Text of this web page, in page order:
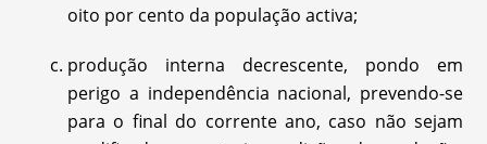
oito por cento da população activa;
produção interna decrescente, pondo em
perigo a independência nacional, prevendo-se
para o final do corrente ano, caso não sejam